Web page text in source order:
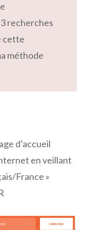
recherches
cette
méthode
d’accueil
en veillant
France »